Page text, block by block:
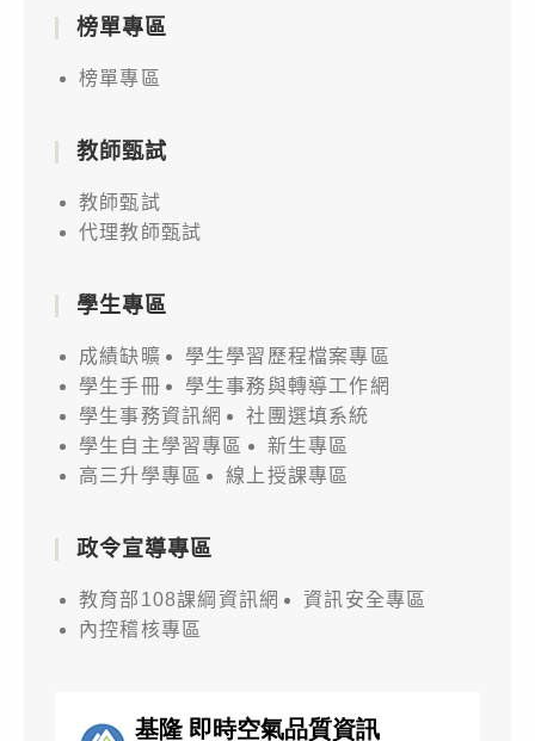
榜單專區
榜單專區
教師甄試
教師甄試
代理教師甄試
學生專區
成績缺曠
學生學習歷程檔案專區
學生手冊
學生事務與轉導工作網
學生事務資訊網
社團選填系統
學生自主學習專區
新生專區
高三升學專區
線上授課專區
政令宣導專區
教育部108課綱資訊網
資訊安全專區
內控稽核專區